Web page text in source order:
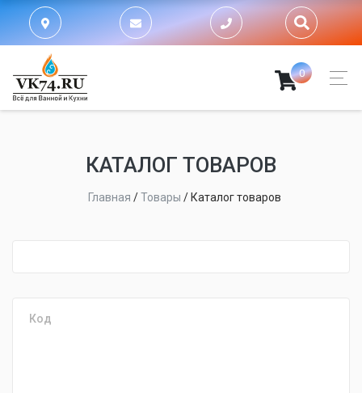
0
КАТАЛОГ ТОВАРОВ
Главная /Товары / Каталог товаров
Код